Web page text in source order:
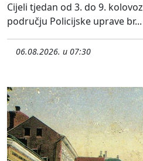
Cijeli tjedan od 3. do 9.
području Policijske uprave br...
06.08.2026. u 07:30